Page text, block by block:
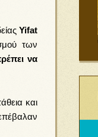
Yifat
των
να
και